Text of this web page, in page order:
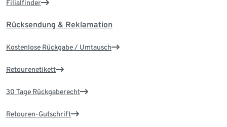
Filialfinder
Rücksendung & Reklamation
Kostenlose Rückgabe / Umtausch
Retourenetikett
30 Tage Rückgaberecht
Retouren-Gutschrift